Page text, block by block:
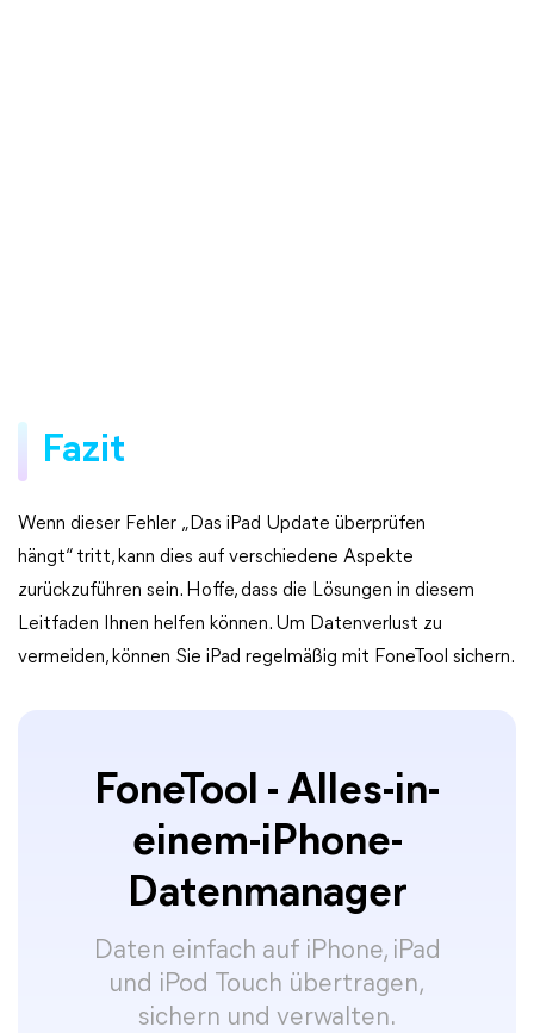
Fazit
Wenn dieser Fehler „Das iPad Update überprüfen
hängt“ tritt, kann dies auf verschiedene Aspekte
zurückzuführen sein. Hoffe, dass die Lösungen in diesem
Leitfaden Ihnen helfen können. Um Datenverlust zu
vermeiden, können Sie iPad regelmäßig mit FoneTool sichern.
FoneTool - Alles-in-
einem-iPhone-
Datenmanager
Daten einfach auf iPhone, iPad
und iPod Touch übertragen,
sichern und verwalten.